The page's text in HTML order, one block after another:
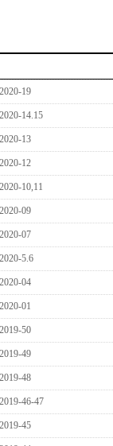
2020-19
2020-14.15
2020-13
2020-12
2020-10,11
2020-09
2020-07
2020-5.6
2020-04
2020-01
2019-50
2019-49
2019-48
2019-46-47
2019-45